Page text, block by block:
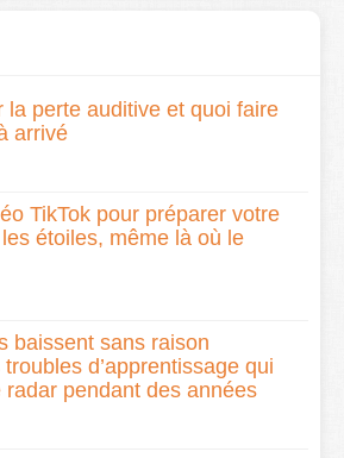
la perte auditive et quoi faire
arrivé
TikTok pour préparer votre
étoiles, même là où le
baissent sans raison
d’apprentissage qui
radar pendant des années